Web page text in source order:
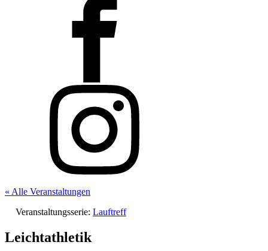
« Alle Veranstaltungen
Veranstaltungsserie: Lauftreff
Leichtathletik